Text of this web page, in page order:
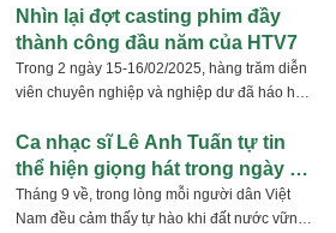
Nhìn lại đợt casting phim đầy
thành công đầu năm của HTV7
Trong 2 ngày 15-16/02/2025, hàng trăm diễn
viên chuyên nghiệp và nghiệp dư đã háo hức
Ca nhạc sĩ Lê Anh Tuấn tự tin
thể hiện giọng hát trong ngày lễ
lớn của dân tộc
Tháng 9 về, trong lòng mỗi người dân Việt
Nam đều cảm thấy tự hào khi đất nước vững